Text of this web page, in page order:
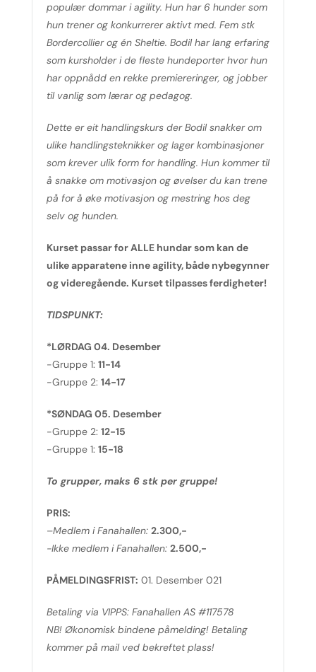
populær dommar i agility. Hun har 6 hunder som
hun trener og konkurrerer aktivt med. Fem stk
Bordercollier og én Sheltie. Bodil har lang erfaring
som kursholder i de fleste hundeporter hvor hun
har oppnådd en rekke premiereringer, og jobber
til vanlig som lærar og pedagog.
Dette er eit handlingskurs der Bodil snakker om
ulike handlingsteknikker og lager kombinasjoner
som krever ulik form for handling. Hun kommer til
å snakke om motivasjon og øvelser du kan trene
på for å øke motivasjon og mestring hos deg
selv og hunden.
Kurset passar for ALLE hundar som kan de
ulike apparatene inne agility, både nybegynner
og videregående. Kurset tilpasses ferdigheter!
TIDSPUNKT:
*LØRDAG 04. Desember
-Gruppe 1: 11-14
-Gruppe 2: 14-17
*SØNDAG 05. Desember
-Gruppe 2: 12-15
-Gruppe 1: 15-18
To grupper, maks 6 stk per gruppe!
PRIS:
–Medlem i Fanahallen: 2.300,-
-Ikke medlem i Fanahallen: 2.500,-
PÅMELDINGSFRIST: 01. Desember 021
Betaling via VIPPS: Fanahallen AS #117578
NB! Økonomisk bindene påmelding! Betaling
kommer på mail ved bekreftet plass!